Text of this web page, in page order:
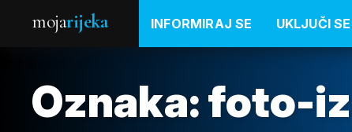
mojarijeka INFORMIRAJ SE UKLJUČI SE
Oznaka:foto-